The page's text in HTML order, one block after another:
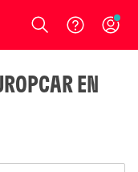
Login
EN